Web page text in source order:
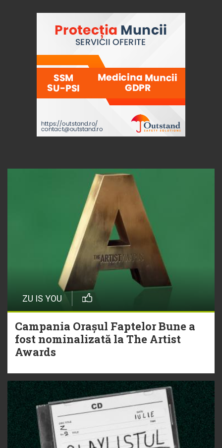
ZU IS YOU
Campania Orașul Faptelor Bune a
fost nominalizată la The Artist
Awards